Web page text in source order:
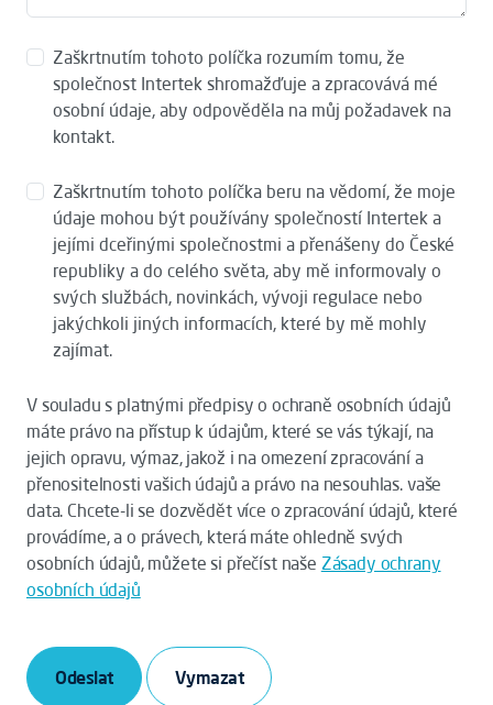
Zaškrtnutím tohoto políčka rozumím tomu, že
společnost Intertek shromažďuje a zpracovává mé
osobní údaje, aby odpověděla na můj požadavek na
kontakt.
Zaškrtnutím tohoto políčka beru na vědomí, že moje
údaje mohou být používány společností Intertek a
jejími dceřinými společnostmi a přenášeny do České
republiky a do celého světa, aby mě informovaly o
svých službách, novinkách, vývoji regulace nebo
jakýchkoli jiných informacích, které by mě mohly
zajímat.
V souladu s platnými předpisy o ochraně osobních údajů
máte právo na přístup k údajům, které se vás týkají, na
jejich opravu, výmaz, jakož i na omezení zpracování a
přenositelnosti vašich údajů a právo na nesouhlas. vaše
data. Chcete-li se dozvědět více o zpracování údajů, které
provádíme, a o právech, která máte ohledně svých
osobních údajů, můžete si přečíst naše Zásady ochrany
osobních údajů
Odeslat